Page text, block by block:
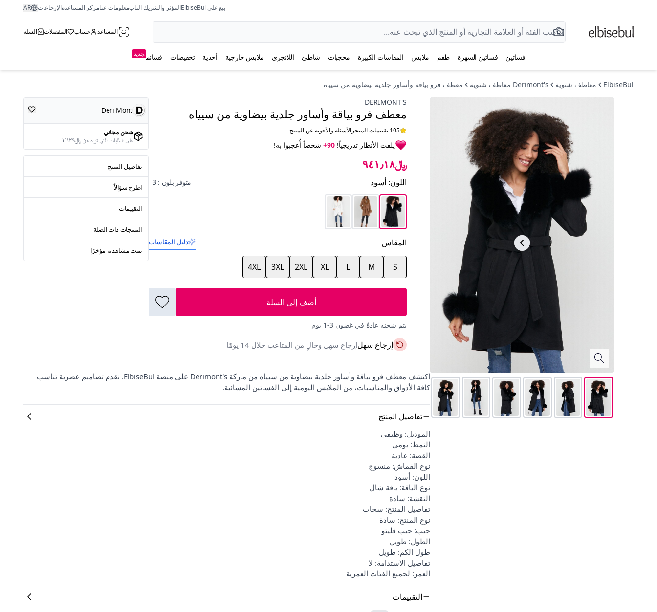
بيع على ElbiseBul المؤثر والشريك التابمعلومات عنامركز المساعدةالإرجاعات AR
المساعد حساب المفضلات السلة
فساتين فساتين السهرة طقم ملابس المقاسات الكبيرة محجبات شاطئ اللانجري ملابس خارجية أحذية تخفيضات قسائم جديد
ElbiseBul معاطف شتوية Derimont's معاطف شتوية
معطف فرو بياقة وأساور جلدية بيضاوية من سيياه
DERIMONT'S
معطف فرو بياقة وأساور جلدية بيضاوية من سيياه
105 تقييمات المتجر الأسئلة والأجوبة عن المنتج
يلفت الأنظار تدريجياً! 90+ شخصاً أُعجبوا به!
﷼٩٤١٫١٨
اللون: أسود متوفر بلون : 3
المقاس دليل المقاسات
S
M
L
XL
2XL
3XL
4XL
أضف إلى السلة
يتم شحنه عادةً في غضون 3-1 يوم
إرجاع سهلإرجاع سهل وخالٍ من المتاعب خلال 14 يومًا
Deri Mont
شحن مجاني
على الطلبات التي تزيد عن ﷼١٬١٢٩
تفاصيل المنتج
اطرح سؤالاً
التقييمات
المنتجات ذات الصلة
تمت مشاهدته مؤخرًا
اكتشف معطف فرو بياقة وأساور جلدية بيضاوية من سيياه من ماركة Derimont's على منصة ElbiseBul. نقدم تصاميم عصرية تناسب
كافة الأذواق والمناسبات، من الملابس اليومية إلى الفساتين المسائية.
تفاصيل المنتج
الموديل: وظيفي
النمط: يومي
القصة: عادية
نوع القماش: منسوج
اللون: أسود
نوع الياقة: ياقة شال
النقشة: سادة
تفاصيل المنتج: سحاب
نوع المنتج: سادة
جيب: جيب فليتو
الطول: طويل
طول الكم: طويل
تفاصيل الاستدامة: لا
العمر: لجميع الفئات العمرية
التقييمات